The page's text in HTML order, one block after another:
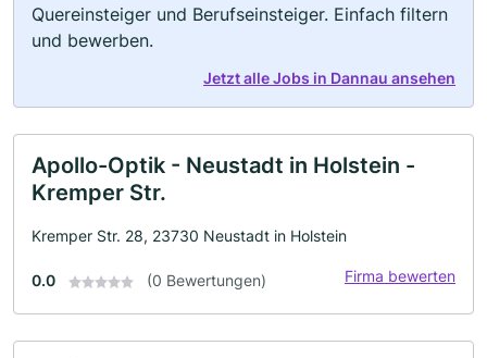
Quereinsteiger und Berufseinsteiger. Einfach filtern
und bewerben.
Jetzt alle Jobs in Dannau ansehen
Apollo-Optik - Neustadt in Holstein -
Kremper Str.
Kremper Str. 28, 23730 Neustadt in Holstein
0.0 (0 Bewertungen) Firma bewerten